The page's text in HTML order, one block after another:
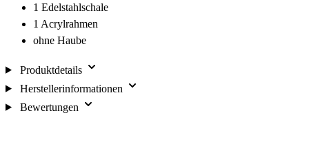
1 Edelstahlschale
1 Acrylrahmen
ohne Haube
Produktdetails
Herstellerinformationen
Bewertungen